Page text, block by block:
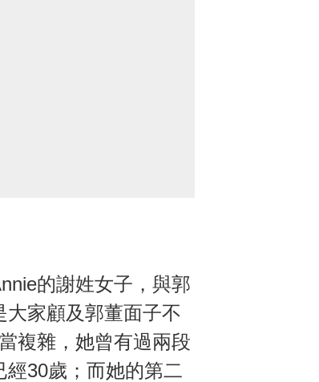
的謝姓女子，與郭
家顧及郭董面子不
複雜，她曾有過兩段
30歲；而她的第二